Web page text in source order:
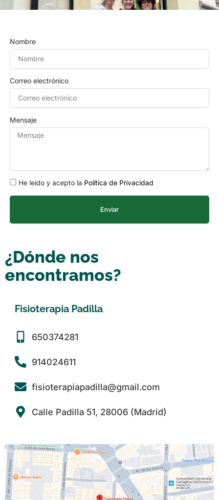
Nombre
Correo electrónico
Mensaje
He leído y acepto la Política de Privacidad
Enviar
¿Dónde nos
encontramos?
Fisioterapia Padilla
650374281
914024611
fisioterapiapadilla@gmail.com
Calle Padilla 51, 28006 (Madrid)